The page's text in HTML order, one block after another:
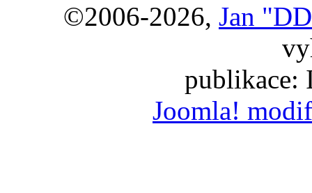
©2006-2026, Jan
publikace:
Joomla!